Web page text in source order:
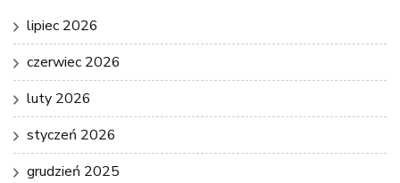
lipiec 2026
czerwiec 2026
luty 2026
styczeń 2026
grudzień 2025